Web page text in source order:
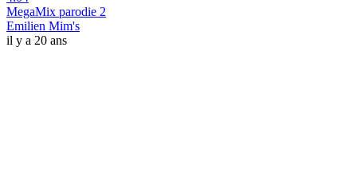
MegaMix parodie 2
Emilien Mim's
il y a 20 ans